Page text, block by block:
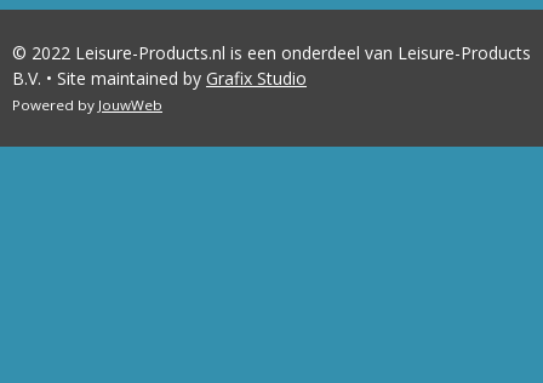
© 2022 Leisure-Products.nl is een onderdeel van Leisure-Products
B.V. • Site maintained by Grafix Studio
Powered by JouwWeb